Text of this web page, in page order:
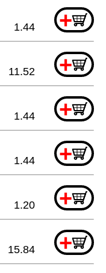
+
1.44
+
11.52
+
1.44
+
1.44
+
1.20
+
15.84